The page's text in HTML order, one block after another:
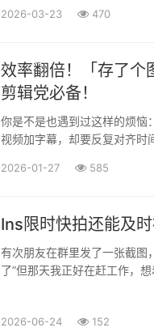
2026-03-23 470
效率翻倍！「存了个
剪辑党必备！
你是不是也遇到过这样的烦恼
视频加字幕，却要反复对齐时
2026-01-27 585
Ins限时快拍还能及时
有次朋友在群里发了一张截图
了”但那天我正好在赶工作，
2026-06-24 152